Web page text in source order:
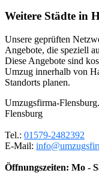
Weitere Städte in
Unsere geprüften
Angebote, die speziell
Diese Angebote sind
Umzug innerhalb von
Standorts planen.
Umzugsfirma-
Flensburg
Tel.: 01579-2482392
E-Mail:
Öffnungszeiten: Mo -